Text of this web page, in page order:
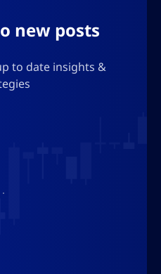
new posts
to date insights &